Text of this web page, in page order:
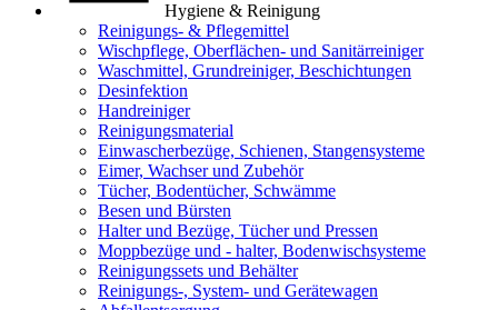
Hygiene & Reinigung
Reinigungs- & Pflegemittel
Wischpflege, Oberflächen- und Sanitärreiniger
Waschmittel, Grundreiniger, Beschichtungen
Desinfektion
Handreiniger
Reinigungsmaterial
Einwascherbezüge, Schienen, Stangensysteme
Eimer, Wachser und Zubehör
Tücher, Bodentücher, Schwämme
Besen und Bürsten
Halter und Bezüge, Tücher und Pressen
Moppbezüge und - halter, Bodenwischsysteme
Reinigungssets und Behälter
Reinigungs-, System- und Gerätewagen